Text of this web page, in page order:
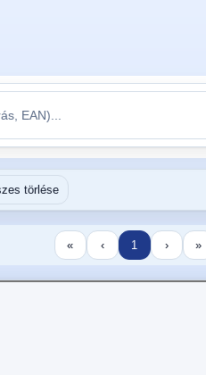
törlése
« ‹ 1 › »